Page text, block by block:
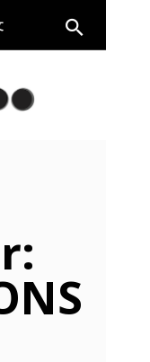
communiquer
En